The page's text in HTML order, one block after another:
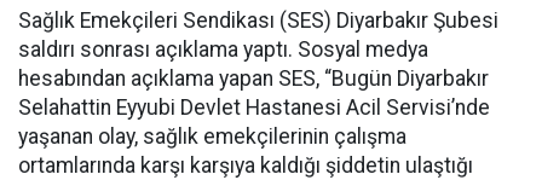
Sağlık Emekçileri Sendikası (SES) Diyarbakır Şubesi
saldırı sonrası açıklama yaptı. Sosyal medya
hesabından açıklama yapan SES, “Bugün Diyarbakır
Selahattin Eyyubi Devlet Hastanesi Acil Servisi’nde
yaşanan olay, sağlık emekçilerinin çalışma
ortamlarında karşı karşıya kaldığı şiddetin ulaştığı